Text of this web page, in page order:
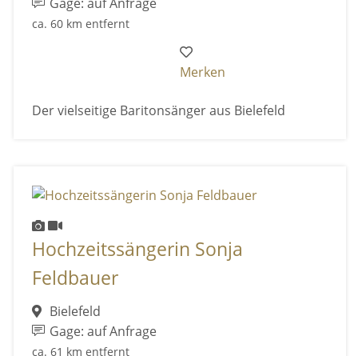
ca. 60 km entfernt
Merken
Der vielseitige Baritonsänger aus Bielefeld
Hochzeitssängerin Sonja
Feldbauer
Bielefeld
Gage: auf Anfrage
ca. 61 km entfernt